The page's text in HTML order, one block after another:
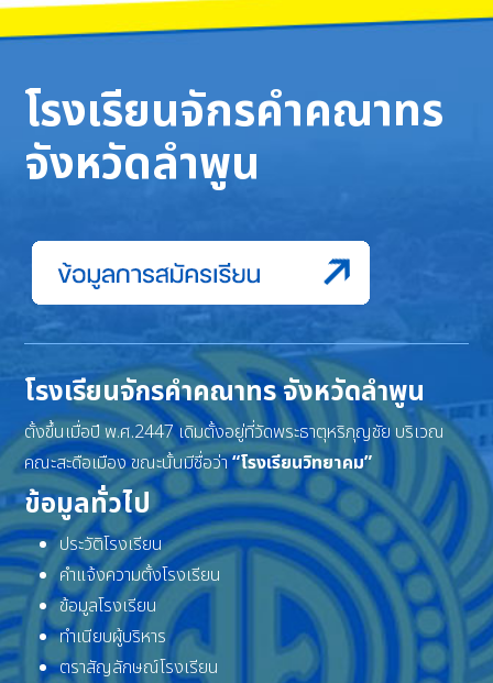
โรงเรียนจักรคำคณาทร
จังหวัดลำพูน
โรงเรียนจักรคำคณาทร จังหวัดลำพูน
ตั้งขึ้นเมื่อปี พ.ศ.2447 เดิมตั้งอยู่ที่วัดพระธาตุหริภุญชัย บริเวณ
คณะสะดือเมือง ขณะนั้นมีชื่อว่า“โรงเรียนวิทยาคม”
ข้อมูลทั่วไป
ประวัติโรงเรียน
คำแจ้งความตั้งโรงเรียน
ข้อมูลโรงเรียน
ทำเนียบผู้บริหาร
ตราสัญลักษณ์โรงเรียน